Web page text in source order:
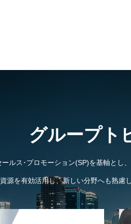
グループト
ールス･プロモーション(SP)を基軸とし
源を有効活用し、新しい分野へも熟慮